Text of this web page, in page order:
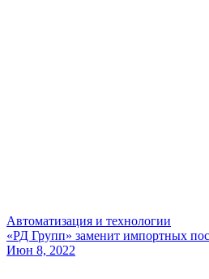
Автоматизация и технологии
«РД Групп» заменит импортных
Июн 8, 2022